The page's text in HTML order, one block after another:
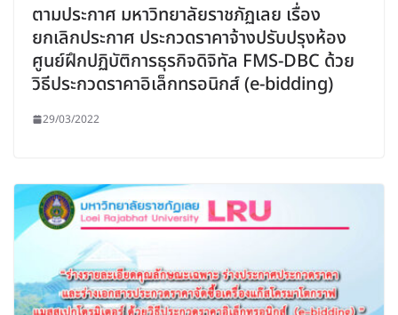
ตามประกาศ มหาวิทยาลัยราชภัฏเลย เรื่อง
ยกเลิกประกาศ ประกวดราคาจ้างปรับปรุงห้อง
ศูนย์ฝึกปฏิบัติการธุรกิจดิจิทัล FMS-DBC ด้วย
วิธีประกวดราคาอิเล็กทรอนิกส์ (e-bidding)
29/03/2022